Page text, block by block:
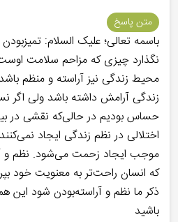
متن پاسخ
باسمه تعالی؛ علیک السلام:
نگذارد چیزی که مزاحم سلامت
محیط زندگی نیز آراسته و منظم
زندگی آرامش داشته باشد ولی اگر
حساس بودیم در حالی‌که نقشی در
اختلالی در نظم زندگی ایجاد
موجب ایجاد زحمت می‌شود. نظم و
که انسان راحت‌تر به معنویت خود
ذکر ما نظم و آراسته‌بودن شود
باشید